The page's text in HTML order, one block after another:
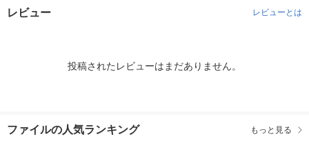
レビュー レビューとは
投稿されたレビューはまだありません。
ファイルの人気ランキング もっと見る